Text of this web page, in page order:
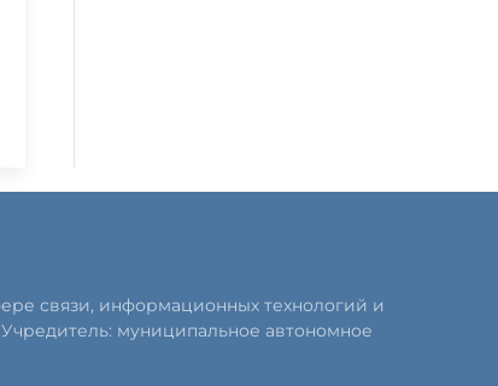
связи, информационных технологий и
муниципальное автономное